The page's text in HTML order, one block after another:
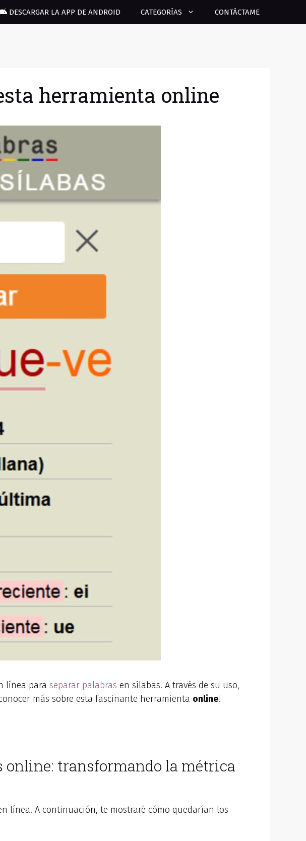
DESCARGAR LA APP DE ANDROID CATEGORÍAS CONTÁCTAME
herramienta online
línea para separar palabras en sílabas. A través de su uso,
más sobre esta fascinante herramienta online!
online: transformando la métrica
línea. A continuación, te mostraré cómo quedarían los